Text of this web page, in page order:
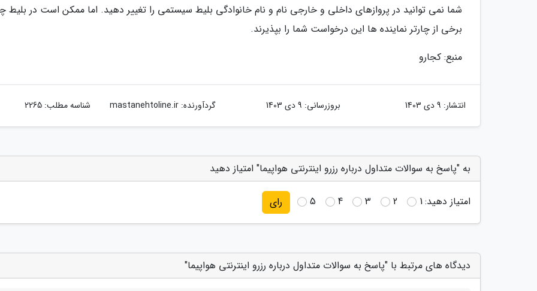
شما نمی توانید در پروازهای داخلی و خارجی نام و نام خانوادگی بلیط سیستمی را تغییر دهید. اما ممکن است در بلیط
برخی از چارتر نماینده ها این درخواست شما را بپذیرند.
منبع: کجارو
انتشار: 9 دی 1403 بروزرسانی: 9 دی 1403 گردآورنده:mastanehtoline.ir شناسه مطلب: 2265
به "پاسخ به سوالات متداول درباره رزرو اینترنتی هواپیما" امتیاز دهید
امتیاز دهید:1
2
3
4
5 رای
دیدگاه های مرتبط با "پاسخ به سوالات متداول درباره رزرو اینترنتی هواپیما"